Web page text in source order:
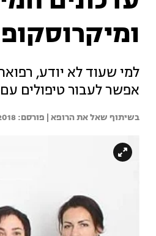
למי שעוד לא יודע,
אפשר לעבור טיפולים עם
בשיתוף שאל את הרופא |